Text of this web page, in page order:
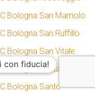
Bologna San Mamolo
Bologna San Ruffillo
Bologna San Vitale
Bologna Santa Viola
Bologna Santo
con fiducia!